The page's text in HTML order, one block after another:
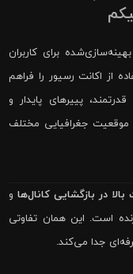
برای کاربران
از اکانت رسیور را فراهم
پییرهای پایدار و
جغرافیایی مختلف
در بازگشایی کانال‌هاو
است. این همان تفاوتی
جدا می‌کند.